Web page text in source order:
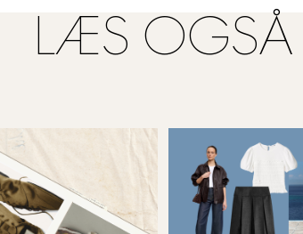
LÆS OGSÅ